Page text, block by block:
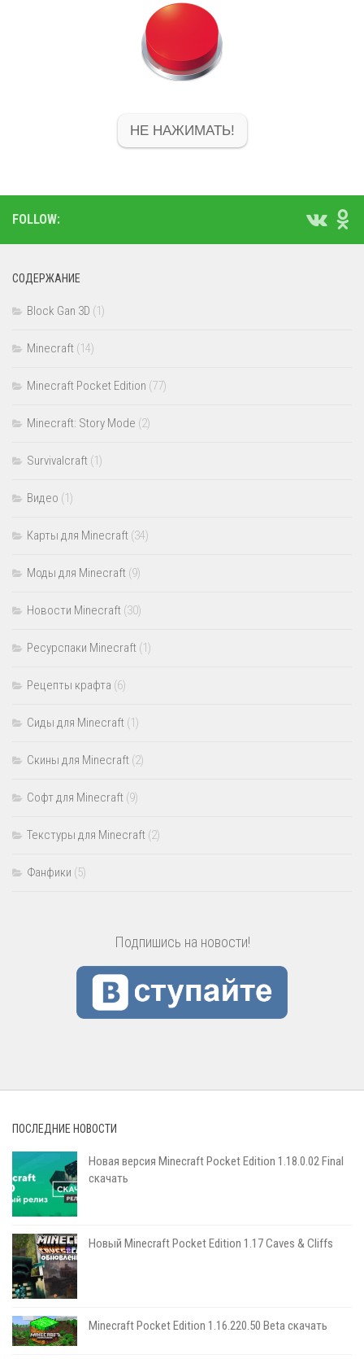
НЕ НАЖИМАТЬ!
FOLLOW:
СОДЕРЖАНИЕ
Block Gan 3D (1)
Minecraft (14)
Minecraft Pocket Edition (77)
Minecraft: Story Mode (2)
Survivalcraft (1)
Видео (1)
Карты для Minecraft (34)
Моды для Minecraft (9)
Новости Minecraft (30)
Ресурспаки Minecraft (1)
Рецепты крафта (6)
Сиды для Minecraft (1)
Скины для Minecraft (2)
Софт для Minecraft (9)
Текстуры для Minecraft (2)
Фанфики (5)
Подпишись на новости!
ПОСЛЕДНИЕ НОВОСТИ
Новая версия Minecraft Pocket Edition 1.18.0.02 Final
скачать
Новый Minecraft Pocket Edition 1.17 Сaves & Cliffs
Minecraft Pocket Edition 1.16.220.50 Beta скачать